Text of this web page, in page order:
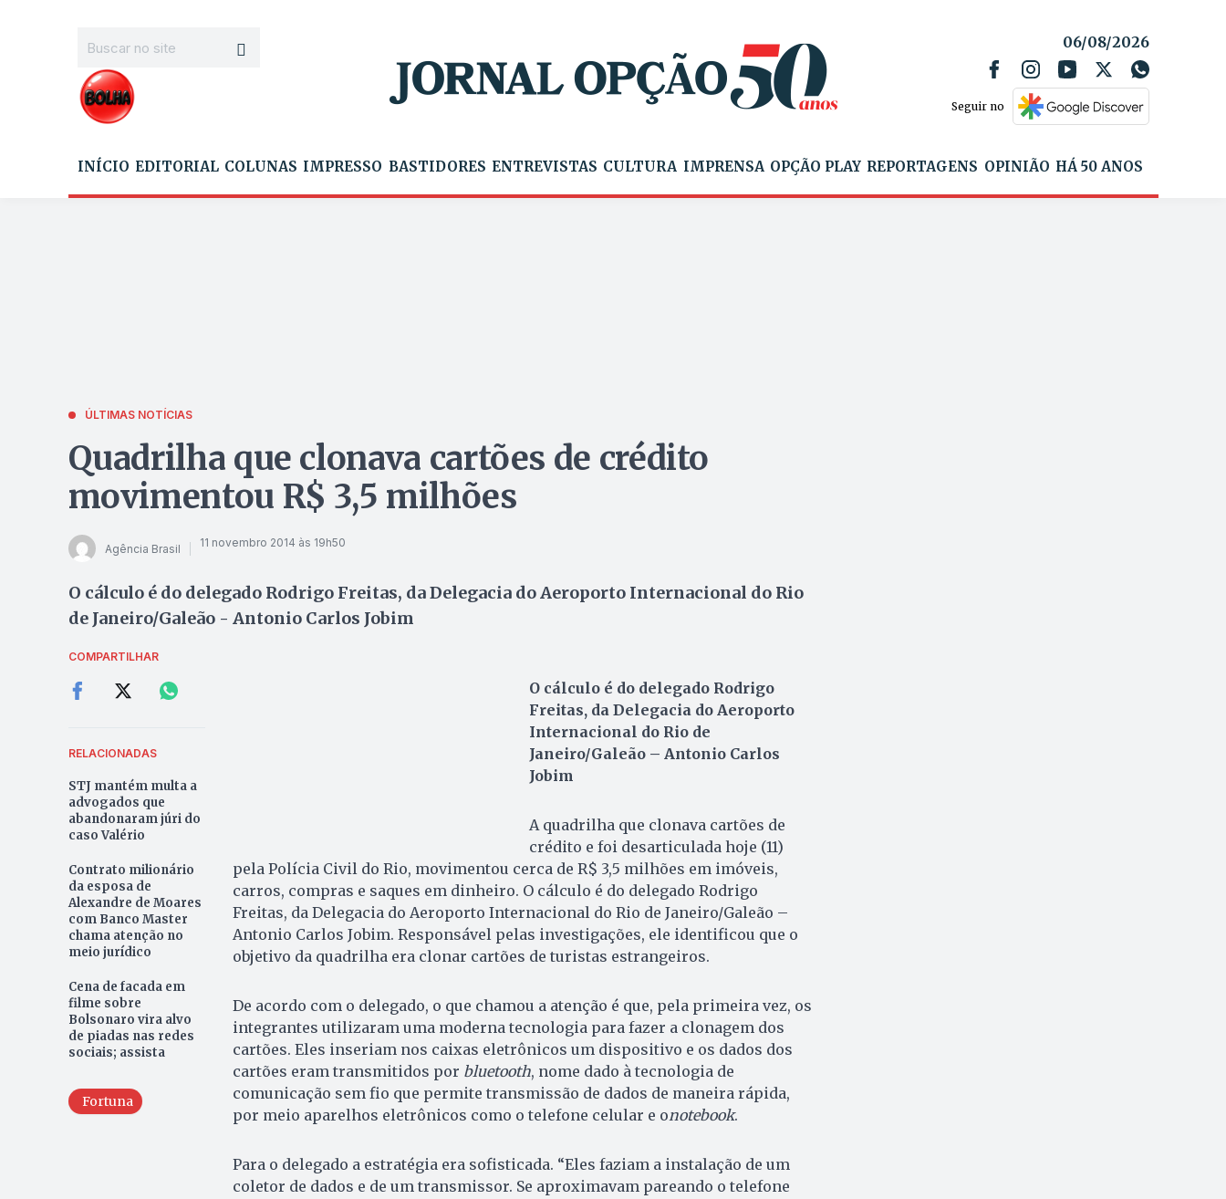
06/08/2026
Seguir no
INÍCIO EDITORIAL COLUNAS IMPRESSO BASTIDORES ENTREVISTAS CULTURA IMPRENSA OPÇÃO PLAY REPORTAGENS OPINIÃO HÁ 50 ANOS
ÚLTIMAS NOTÍCIAS
Quadrilha que clonava cartões de crédito
movimentou R$ 3,5 milhões
Agência Brasil 11 novembro 2014 às 19h50
O cálculo é do delegado Rodrigo Freitas, da Delegacia do Aeroporto Internacional do Rio
de Janeiro/Galeão - Antonio Carlos Jobim
COMPARTILHAR
RELACIONADAS
STJ mantém multa a
advogados que
abandonaram júri do
caso Valério
Contrato milionário
da esposa de
Alexandre de Moares
com Banco Master
chama atenção no
meio jurídico
Cena de facada em
filme sobre
Bolsonaro vira alvo
de piadas nas redes
sociais; assista
Fortuna
O cálculo é do delegado Rodrigo
Freitas, da Delegacia do Aeroporto
Internacional do Rio de
Janeiro/Galeão – Antonio Carlos
Jobim
A quadrilha que clonava cartões de
crédito e foi desarticulada hoje (11)
pela Polícia Civil do Rio, movimentou cerca de R$ 3,5 milhões em imóveis,
carros, compras e saques em dinheiro. O cálculo é do delegado Rodrigo
Freitas, da Delegacia do Aeroporto Internacional do Rio de Janeiro/Galeão –
Antonio Carlos Jobim. Responsável pelas investigações, ele identificou que o
objetivo da quadrilha era clonar cartões de turistas estrangeiros.
De acordo com o delegado, o que chamou a atenção é que, pela primeira vez, os
integrantes utilizaram uma moderna tecnologia para fazer a clonagem dos
cartões. Eles inseriam nos caixas eletrônicos um dispositivo e os dados dos
cartões eram transmitidos por bluetooth, nome dado à tecnologia de
comunicação sem fio que permite transmissão de dados de maneira rápida,
por meio aparelhos eletrônicos como o telefone celular e onotebook.
Para o delegado a estratégia era sofisticada. “Eles faziam a instalação de um
coletor de dados e de um transmissor. Se aproximavam pareando o telefone